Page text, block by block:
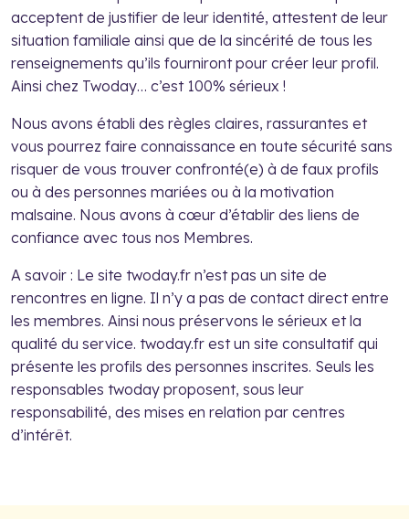
acceptent de justifier de leur identité, attestent de leur
situation familiale ainsi que de la sincérité de tous les
renseignements qu’ils fourniront pour créer leur profil.
Ainsi chez Twoday… c’est 100% sérieux !
Nous avons établi des règles claires, rassurantes et
vous pourrez faire connaissance en toute sécurité sans
risquer de vous trouver confronté(e) à de faux profils
ou à des personnes mariées ou à la motivation
malsaine. Nous avons à cœur d’établir des liens de
confiance avec tous nos Membres.
A savoir : Le site twoday.fr n’est pas un site de
rencontres en ligne. Il n’y a pas de contact direct entre
les membres. Ainsi nous préservons le sérieux et la
qualité du service. twoday.fr est un site consultatif qui
présente les profils des personnes inscrites. Seuls les
responsables twoday proposent, sous leur
responsabilité, des mises en relation par centres
d’intérêt.